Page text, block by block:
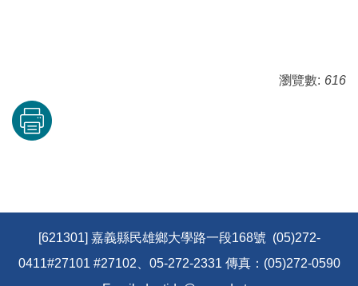
瀏覽數: 616
[621301] 嘉義縣民雄鄉大學路一段168號 (05)272-
0411#27101 #27102、05-272-2331 傳真：(05)272-0590